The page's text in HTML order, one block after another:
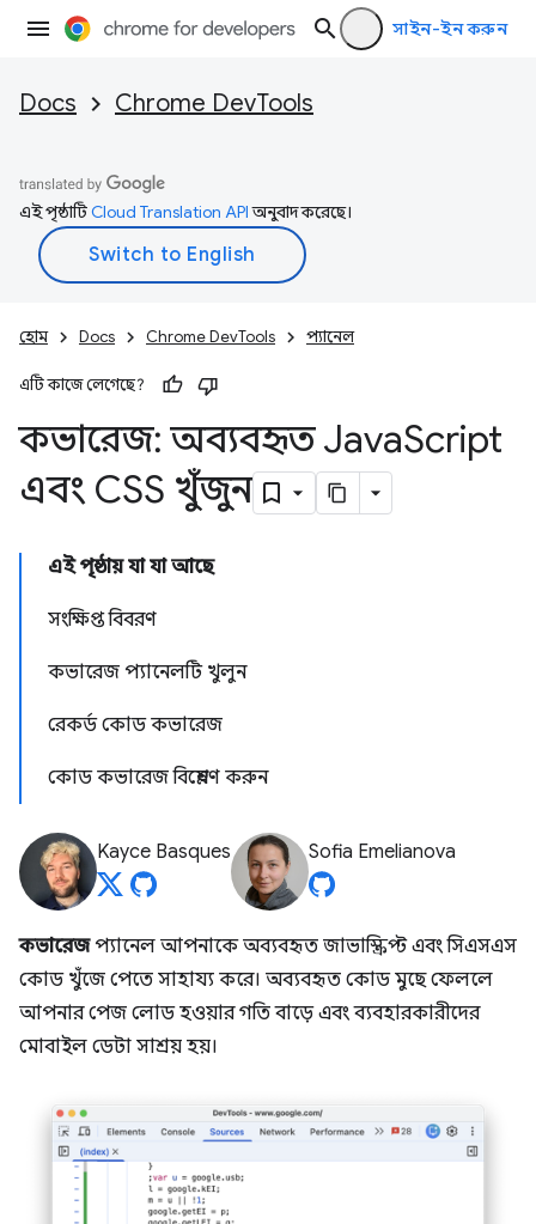
সাইন-ইন করুন
Docs Chrome DevTools
এই পৃষ্ঠাটিCloud Translation APIঅনুবাদ করেছে।
হোম Docs Chrome DevTools প্যানেল
এটি কাজে লেগেছে?
কভারেজ: অব্যবহৃত JavaScript
এবং CSS খুঁজুন
এই পৃষ্ঠায় যা যা আছে
সংক্ষিপ্ত বিবরণ
কভারেজ প্যানেলটি খুলুন
রেকর্ড কোড কভারেজ
কোড কভারেজ বিশ্লেষণ করুন
Kayce Basques Sofia Emelianova
কভারেজপ্যানেল আপনাকে অব্যবহৃত জাভাস্ক্রিপ্ট এবং সিএসএস
কোড খুঁজে পেতে সাহায্য করে। অব্যবহৃত কোড মুছে ফেললে
আপনার পেজ লোড হওয়ার গতি বাড়ে এবং ব্যবহারকারীদের
মোবাইল ডেটা সাশ্রয় হয়।